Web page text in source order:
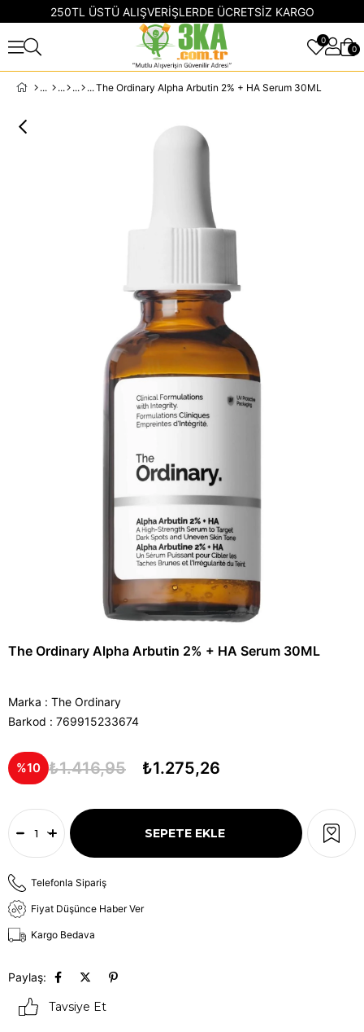
250TL ÜSTÜ ALIŞVERİŞLERDE ÜCRETSİZ KARGO
0
0
The Ordinary Alpha Arbutin 2% + HA Serum 30ML
The Ordinary Alpha Arbutin 2% + HA Serum 30ML
Marka : The Ordinary
Barkod : 769915233674
10 ₺1.416,95 ₺1.275,26
Telefonla Sipariş
Fiyat Düşünce Haber Ver
Kargo Bedava
Paylaş:
Tavsiye Et